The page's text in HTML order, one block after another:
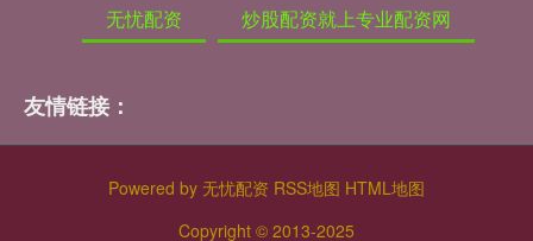
无忧配资 炒股配资就上专业配资网
友情链接：
Powered by 无忧配资 RSS地图 HTML地图
Copyright © 2013-2025